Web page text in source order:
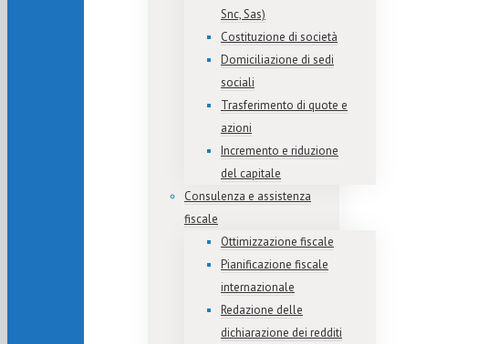
Snc, Sas)
Costituzione di società
Domiciliazione di sedi
sociali
Trasferimento di quote e
azioni
Incremento e riduzione
del capitale
Consulenza e assistenza
fiscale
Ottimizzazione fiscale
Pianificazione fiscale
internazionale
Redazione delle
dichiarazione dei redditi